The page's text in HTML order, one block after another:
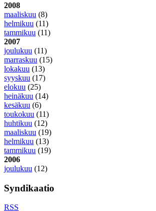
2008
maaliskuu (8)
helmikuu (11)
tammikuu (11)
2007
joulukuu (11)
marraskuu (15)
lokakuu (13)
syyskuu (17)
elokuu (25)
heinäkuu (14)
kesäkuu (6)
toukokuu (11)
huhtikuu (12)
maaliskuu (19)
helmikuu (13)
tammikuu (19)
2006
joulukuu (12)
Syndikaatio
RSS